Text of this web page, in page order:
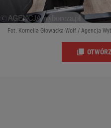
Fot. Kornelia Glowacka-Wolf / Agencja